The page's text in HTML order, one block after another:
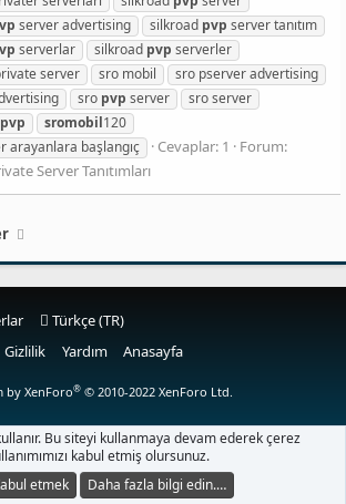
server advertising silkroad pvp server tanıtım
serverlar silkroad pvp serverler
server
sro mobil
sro pserver advertising
sro pvp server
sro server
pvp sromobil120
arayanlara başlangıç
Cevaplar: 1
Forum:
Server Tanıtımları
Türkçe (TR)
Gizlilik Yardım Anasayfa
XenForo® © 2010-2022 XenForo Ltd.
Bu siteyi kullanmaya devam ederek çerez
kabul etmiş olursunuz.
etmek
Daha fazla bilgi edin.…